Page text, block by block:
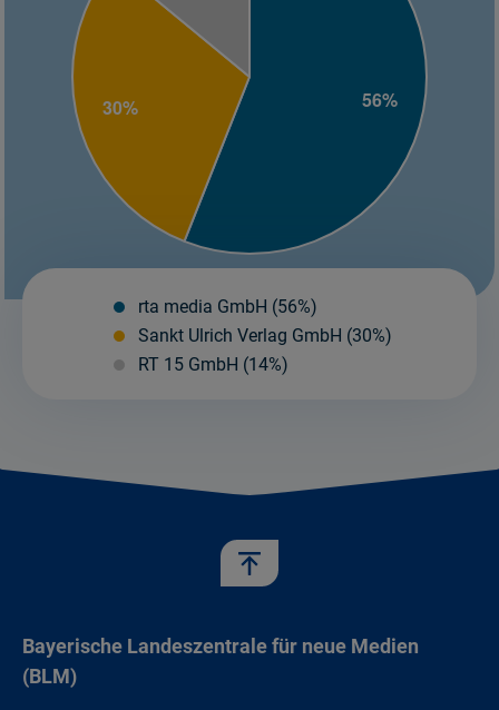
rta media GmbH (56%)
Sankt Ulrich Verlag GmbH (30%)
RT 15 GmbH (14%)
Bayerische Landeszentrale für neue Medien
(BLM)